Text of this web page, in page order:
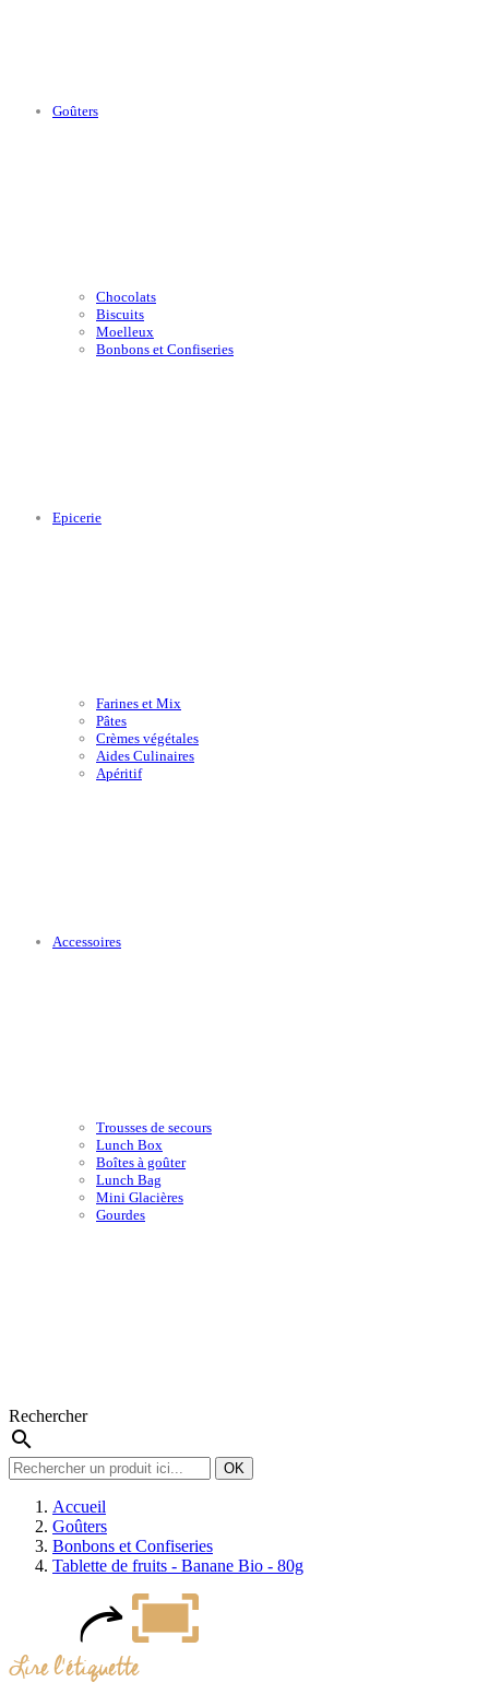
Goûters
Chocolats
Biscuits
Moelleux
Bonbons et Confiseries
Epicerie
Farines et Mix
Pâtes
Crèmes végétales
Aides Culinaires
Apéritif
Accessoires
Trousses de secours
Lunch Box
Boîtes à goûter
Lunch Bag
Mini Glacières
Gourdes
Rechercher
search
OK
Accueil
Goûters
Bonbons et Confiseries
Tablette de fruits - Banane Bio - 80g